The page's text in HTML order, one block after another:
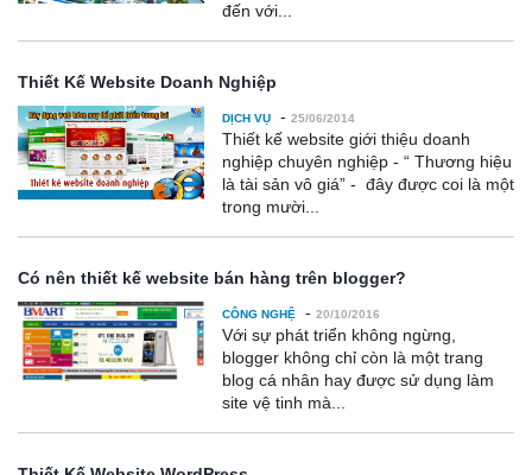
đến với...
Thiết Kế Website Doanh Nghiệp
DỊCH VỤ - 25/06/2014
Thiết kế website giới thiệu doanh
nghiệp chuyên nghiệp - “ Thương hiệu
là tài sản vô giá” - đây được coi là một
trong mười...
Có nên thiết kế website bán hàng trên blogger?
CÔNG NGHỆ - 20/10/2016
Với sự phát triển không ngừng,
blogger không chỉ còn là một trang
blog cá nhân hay được sử dụng làm
site vệ tinh mà...